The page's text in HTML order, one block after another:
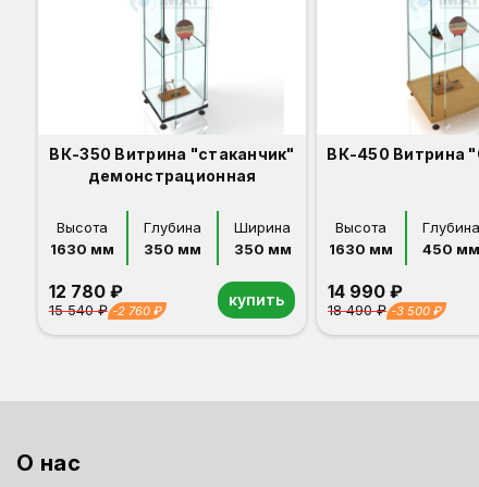
ВК-350 Витрина "стаканчик"
демонстрационная
Высота
1630 мм
Глубина
350 мм
Ширина
350 мм
12 780 ₽
15 540 ₽ -2 760 ₽
купить
ВК-450 Витрина
Высота
1630 мм
Глубина
450 мм
14 990 ₽
18 490 ₽ -3 500 ₽
О нас